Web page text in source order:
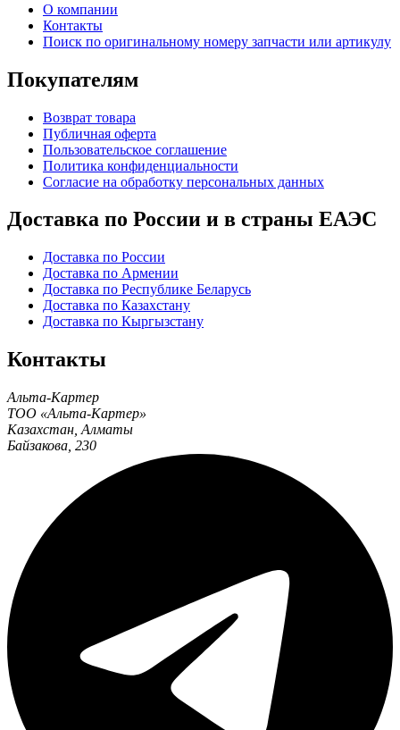
О компании
Контакты
Поиск по оригинальному номеру запчасти или артикулу
Покупателям
Возврат товара
Публичная оферта
Пользовательское соглашение
Политика конфиденциальности
Согласие на обработку персональных данных
Доставка по России и в страны ЕАЭС
Доставка по России
Доставка по Армении
Доставка по Республике Беларусь
Доставка по Казахстану
Доставка по Кыргызстану
Контакты
Альта-Картер
ТОО «Альта-Картер»
Казахстан Алматы
Байзакова, 230